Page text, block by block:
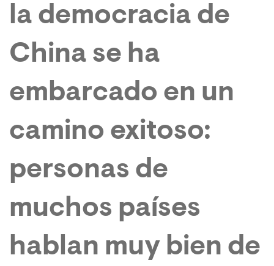
la democracia de
China se ha
embarcado en un
camino exitoso:
personas de
muchos países
hablan muy bien de